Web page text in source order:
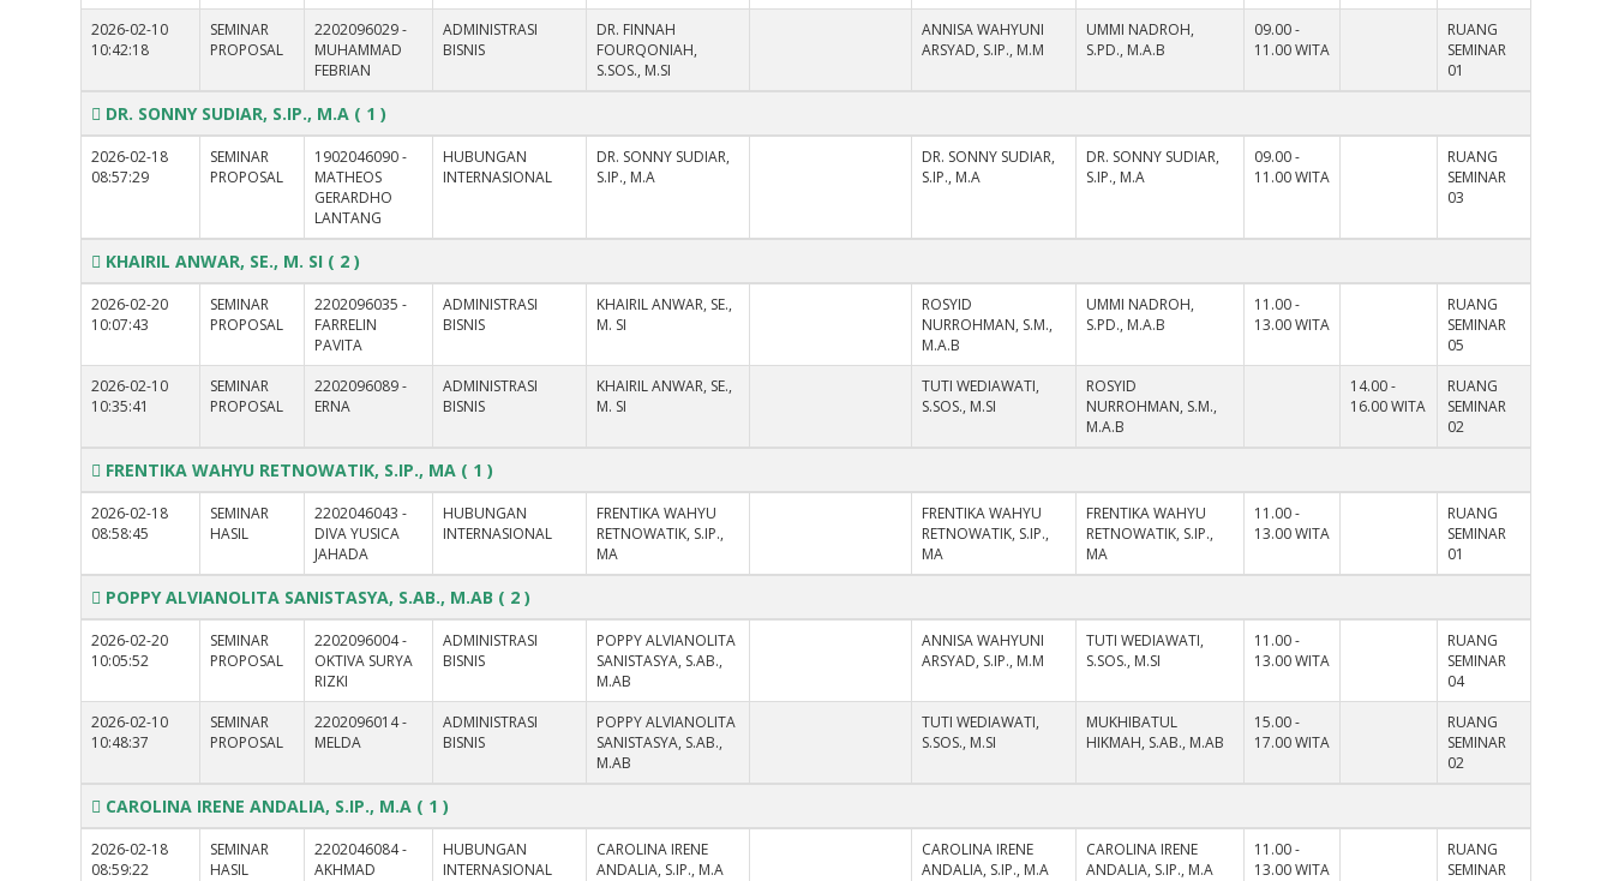
2026-02-10
10:42:18
SEMINAR
PROPOSAL
2202096029 -
MUHAMMAD
FEBRIAN
ADMINISTRASI
BISNIS
DR. FINNAH
FOURQONIAH,
S.SOS., M.SI
ANNISA WAHYUNI
ARSYAD, S.IP., M.M
UMMI NADROH,
S.PD., M.A.B
09.00 -
11.00 WITA
RUANG
SEMINAR
01
DR. SONNY SUDIAR, S.IP., M.A ( 1 )
2026-02-18
08:57:29
SEMINAR
PROPOSAL
1902046090 -
MATHEOS
GERARDHO
LANTANG
HUBUNGAN
INTERNASIONAL
DR. SONNY SUDIAR,
S.IP., M.A
DR. SONNY SUDIAR,
S.IP., M.A
DR. SONNY SUDIAR,
S.IP., M.A
09.00 -
11.00 WITA
RUANG
SEMINAR
03
KHAIRIL ANWAR, SE., M. SI ( 2 )
2026-02-20
10:07:43
SEMINAR
PROPOSAL
2202096035 -
FARRELIN
PAVITA
ADMINISTRASI
BISNIS
KHAIRIL ANWAR, SE.,
M. SI
ROSYID
NURROHMAN, S.M.,
M.A.B
UMMI NADROH,
S.PD., M.A.B
11.00 -
13.00 WITA
RUANG
SEMINAR
05
2026-02-10
10:35:41
SEMINAR
PROPOSAL
2202096089 -
ERNA
ADMINISTRASI
BISNIS
KHAIRIL ANWAR, SE.,
M. SI
TUTI WEDIAWATI,
S.SOS., M.SI
ROSYID
NURROHMAN, S.M.,
M.A.B
14.00 -
16.00 WITA
RUANG
SEMINAR
02
FRENTIKA WAHYU RETNOWATIK, S.IP., MA ( 1 )
2026-02-18
08:58:45
SEMINAR
HASIL
2202046043 -
DIVA YUSICA
JAHADA
HUBUNGAN
INTERNASIONAL
FRENTIKA WAHYU
RETNOWATIK, S.IP.,
MA
FRENTIKA WAHYU
RETNOWATIK, S.IP.,
MA
FRENTIKA WAHYU
RETNOWATIK, S.IP.,
MA
11.00 -
13.00 WITA
RUANG
SEMINAR
01
POPPY ALVIANOLITA SANISTASYA, S.AB., M.AB ( 2 )
2026-02-20
10:05:52
SEMINAR
PROPOSAL
2202096004 -
OKTIVA SURYA
RIZKI
ADMINISTRASI
BISNIS
POPPY ALVIANOLITA
SANISTASYA, S.AB.,
M.AB
ANNISA WAHYUNI
ARSYAD, S.IP., M.M
TUTI WEDIAWATI,
S.SOS., M.SI
11.00 -
13.00 WITA
RUANG
SEMINAR
04
2026-02-10
10:48:37
SEMINAR
PROPOSAL
2202096014 -
MELDA
ADMINISTRASI
BISNIS
POPPY ALVIANOLITA
SANISTASYA, S.AB.,
M.AB
TUTI WEDIAWATI,
S.SOS., M.SI
MUKHIBATUL
HIKMAH, S.AB., M.AB
15.00 -
17.00 WITA
RUANG
SEMINAR
02
CAROLINA IRENE ANDALIA, S.IP., M.A ( 1 )
2026-02-18
08:59:22
SEMINAR
HASIL
2202046084 -
AKHMAD
HUBUNGAN
INTERNASIONAL
CAROLINA IRENE
ANDALIA, S.IP., M.A
CAROLINA IRENE
ANDALIA, S.IP., M.A
CAROLINA IRENE
ANDALIA, S.IP., M.A
11.00 -
13.00 WITA
RUANG
SEMINAR